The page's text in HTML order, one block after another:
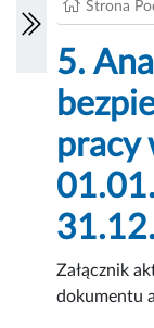
Strona
5.
pracy
Załącznik
dokumentu